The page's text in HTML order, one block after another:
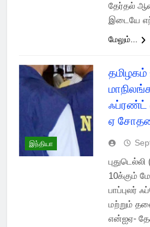
தேர்தல்
இடையே
மேலும்...
இந்தியா
தமிழகம்
ஃப்ரண்ட்
ஏ
10க்கும்
பாப்புலர்
மற்றும்
என்ஐஏ-